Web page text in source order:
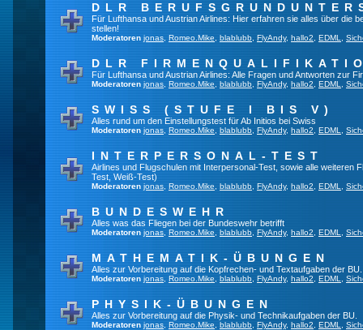
DLR
Für Lufthansa und Austrian Airlines: Hier erfahren sie alles über die
stellen!
Moderatoren jonas Romeo.Mike blablubb FlyAndy, hallo2 EDML
DLR
Für Lufthansa und Austrian Airlines: Alle Fragen und Antworten zur
Moderatoren jonas Romeo.Mike blablubb FlyAndy, hallo2 EDML
SWISS (STUFE I BIS V)
Alles rund um den Einstellungstest für Ab Initios bei Swiss
Moderatoren jonas Romeo.Mike blablubb FlyAndy, hallo2 EDML
INTERPERSONAL-TEST
Airlines und Flugschulen mit Interpersonal-Test, sowie alle weiteren
Test, Weiß-Test)
Moderatoren jonas Romeo.Mike blablubb FlyAndy, hallo2 EDML
BUNDESWEHR
Alles was das Fliegen bei der Bundeswehr betrifft
Moderatoren jonas Romeo.Mike blablubb FlyAndy, hallo2 EDML
MATHEMATIK-ÜBUNGEN
Alles zur Vorbereitung auf die Kopfrechen- und Textaufgaben der BU.
Moderatoren jonas Romeo.Mike blablubb FlyAndy, hallo2 EDML
PHYSIK-ÜBUNGEN
Alles zur Vorbereitung auf die Physik- und Technikaufgaben der BU.
Moderatoren jonas Romeo.Mike blablubb FlyAndy, hallo2 EDML